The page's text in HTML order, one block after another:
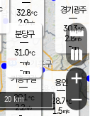
용인
28.7℃
1.5m/s
경기광주
30.3℃
2.8m/s
-mm
32.8℃
2.9m/s
-mm
기흥구갈
29.1℃
2.2m/s
분당구
31.0℃
-m/s
-mm
+
−
20 km